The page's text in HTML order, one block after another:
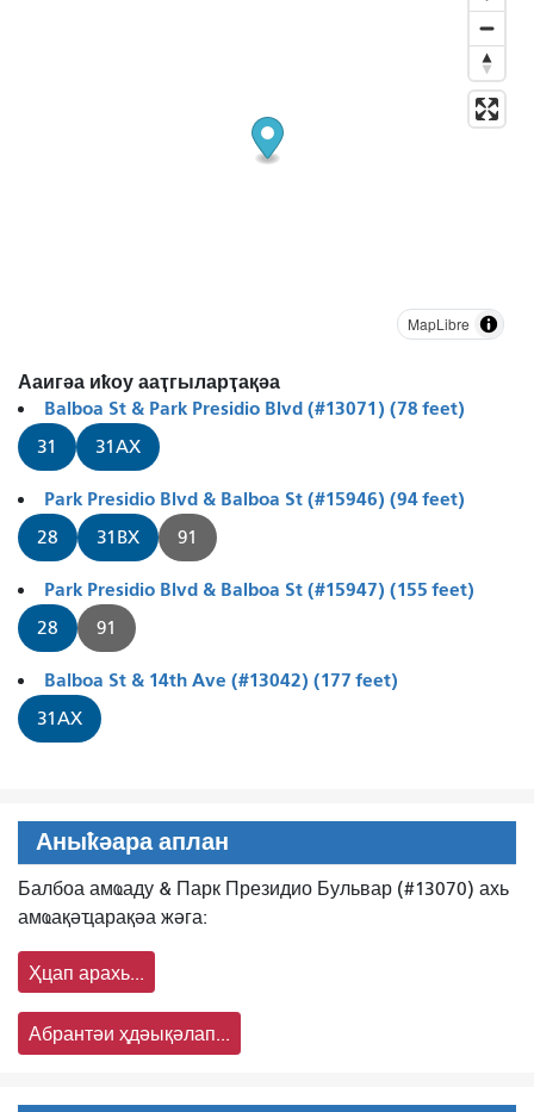
MapLibre
Ааигәа иҟоу ааҭгыларҭақәа
Balboa St & Park Presidio Blvd (#13071) (78 feet)
31 31AX
Park Presidio Blvd & Balboa St (#15946) (94 feet)
28 31BX 91
Park Presidio Blvd & Balboa St (#15947) (155 feet)
28 91
Balboa St & 14th Ave (#13042) (177 feet)
31AX
Аныҟәара аплан
Балбоа амҩаду & Парк Президио Бульвар (#13070) ахь
амҩақәҵарақәа жәга:
Ҳцап арахь...
Абрантәи ҳдәықәлап...